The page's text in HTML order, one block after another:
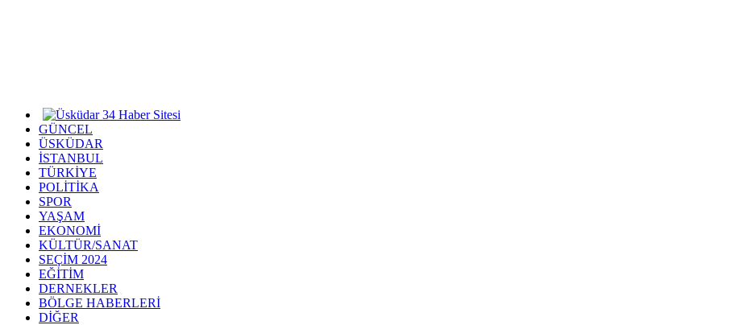
GÜNCEL
ÜSKÜDAR
İSTANBUL
TÜRKİYE
POLİTİKA
SPOR
YAŞAM
EKONOMİ
KÜLTÜR/SANAT
SEÇİM 2024
EĞİTİM
DERNEKLER
BÖLGE HABERLERİ
DİĞER